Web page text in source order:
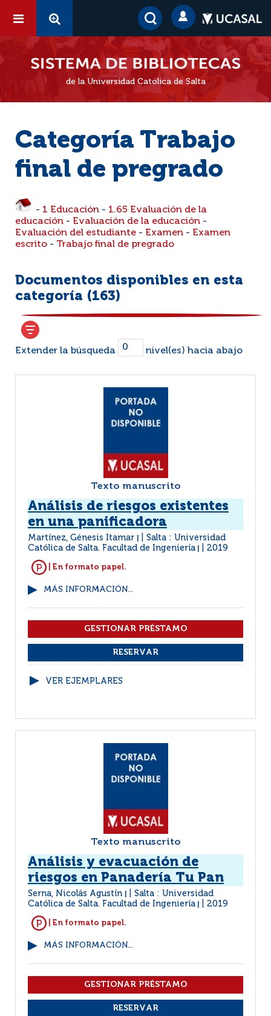
de la Universidad Católica de Salta
Categoría Trabajo
final de pregrado
- 1 Educación - 1.65 Evaluación de la
educación - Evaluación de la educación -
Evaluación del estudiante - Examen - Examen
escrito - Trabajo final de pregrado
Documentos disponibles en esta
categoría (163)
Extender la búsqueda nivel(es) hacia abajo
Texto manuscrito
Análisis de riesgos existentes
en una panificadora
Martínez, Génesis Itamar
Salta : Universidad
Católica de Salta. Facultad de Ingeniería
2019
| En formato papel.
MÁS INFORMACIÓN...
VER EJEMPLARES
Texto manuscrito
Análisis y evacuación de
riesgos en Panadería Tu Pan
Serna, Nicolás Agustín
Salta : Universidad
Católica de Salta. Facultad de Ingeniería
2019
| En formato papel.
MÁS INFORMACIÓN...